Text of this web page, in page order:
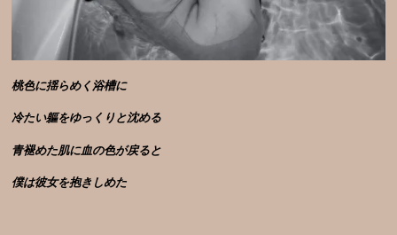
桃色に揺らめく浴槽に
冷たい軀をゆっくりと沈める
青褪めた肌に血の色が戻ると
僕は彼女を抱きしめた